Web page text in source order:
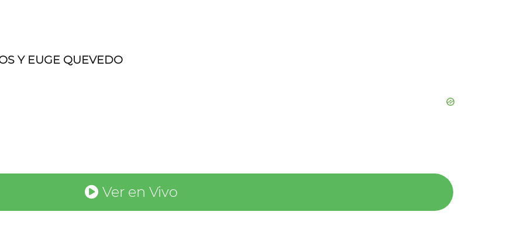
Y EUGE QUEVEDO
Ver en Vivo